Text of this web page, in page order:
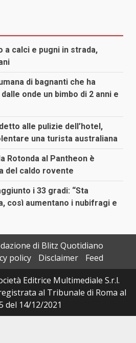
a calci e pugni in strada,
di bagnanti che ha
onde un bimbo di 2 anni e
alle pulizie dell’hotel,
una turista australiana
Rotonda al Pantheon è
del caldo rovente
i 33 gradi: “Sta
così aumentano i nubifragi e
di Blitz Quotidiano
policy Disclaimer
Feed
Editrice Multimediale S.r.l.
al Tribunale di Roma al
del 14/12/2021